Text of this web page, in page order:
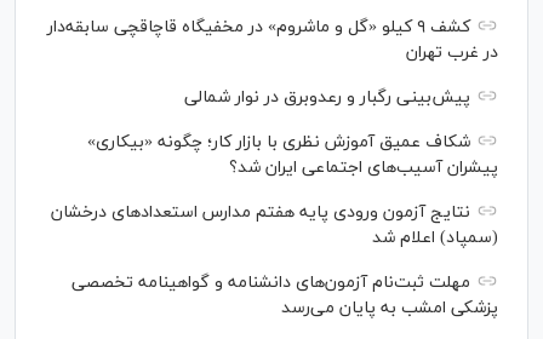
کشف ۹ کیلو «گل و ماشروم» در مخفیگاه قاچاقچی سابقه‌دار
در غرب تهران
پیش‌بینی رگبار و رعدوبرق در نوار شمالی
شکاف عمیق آموزش نظری با بازار کار؛ چگونه «بیکاری»
پیشران آسیب‌های اجتماعی ایران شد؟
نتایج آزمون ورودی پایه هفتم مدارس استعدادهای درخشان
(سمپاد) اعلام شد
مهلت ثبت‌نام آزمون‌های دانشنامه و گواهینامه تخصصی
پزشکی امشب به پایان می‌رسد